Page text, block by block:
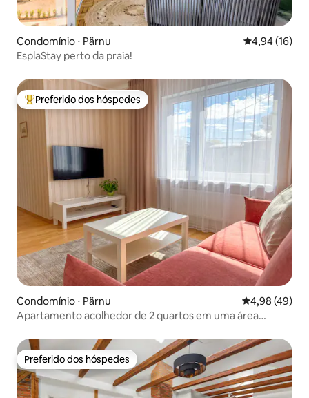
Condomínio ⋅ Pärnu 4,94 de uma
4,94 (16)
EsplaStay perto da praia!
Entre os melhores preferidos dos hóspedes
Preferido dos hóspedes
Condomínio ⋅ Pärnu 4,98 de uma
4,98 (49)
Apartamento acolhedor de 2 quartos em uma área
Preferido dos hóspedes
Preferido dos hóspedes